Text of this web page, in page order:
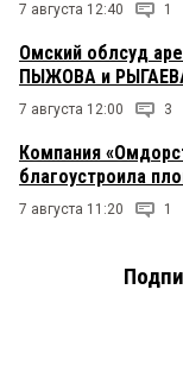
7 августа 12:40 1
Омский облсуд
ПЫЖОВА и
7 августа 12:00 3
Компания
благоустроила
7 августа 11:20 1